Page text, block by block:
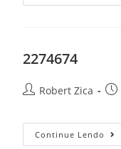
2274674
Robert Zica
Continue Lendo